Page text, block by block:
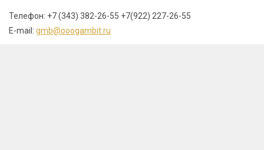
Телефон: +7 (343) 382-26-55 +7(922) 227-26-55
E-mail: gmb@ooogambit.ru